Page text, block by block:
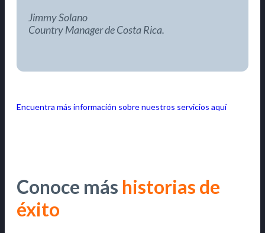
Jimmy Solano
Country Manager de Costa Rica.
Encuentra más información sobre nuestros servicios aquí
Conoce más historias de
éxito